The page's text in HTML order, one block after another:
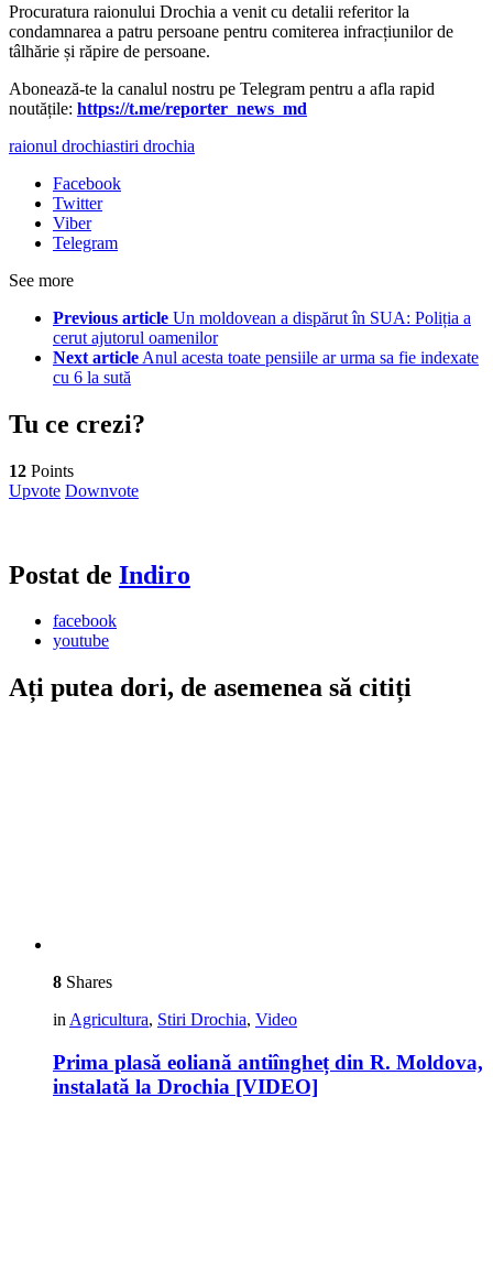
Procuratura raionului Drochia a venit cu detalii referitor la
condamnarea a patru persoane pentru comiterea infracțiunilor de
tâlhărie și răpire de persoane.
Abonează-te la canalul nostru pe Telegram pentru a afla rapid
noutățile: https://t.me/reporter_news_md
raionul drochiastiri drochia
Facebook
Twitter
Viber
Telegram
See more
Previous article Un moldovean a dispărut în SUA: Poliția a
cerut ajutorul oamenilor
Next article Anul acesta toate pensiile ar urma sa fie indexate
cu 6 la sută
Tu ce crezi?
12 Points
Upvote Downvote
Postat de Indiro
facebook
youtube
Ați putea dori, de asemenea să citiți
8 Shares
in Agricultura, Stiri Drochia, Video
Prima plasă eoliană antiîngheț din R. Moldova,
instalată la Drochia [VIDEO]